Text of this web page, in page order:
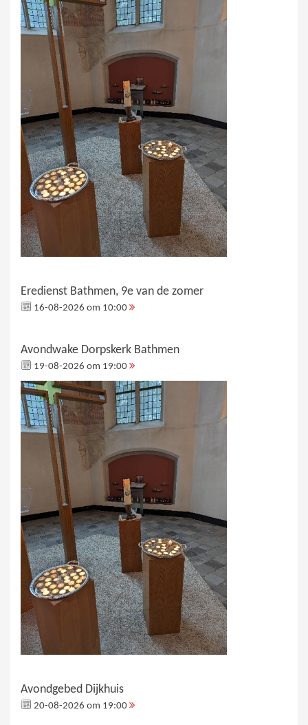
Eredienst Bathmen, 9e van de zomer
16-08-2026 om 10:00
Avondwake Dorpskerk Bathmen
19-08-2026 om 19:00
Avondgebed Dijkhuis
20-08-2026 om 19:00